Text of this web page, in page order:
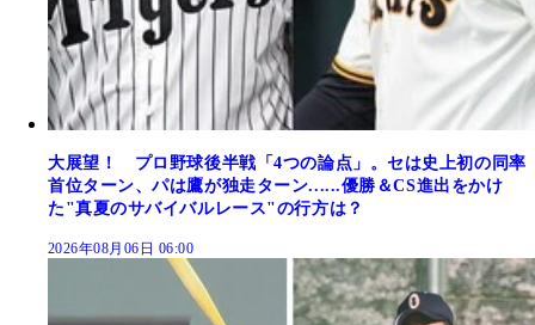
大展望！ プロ野球後半戦「4つの論点」。セは史上初の同率
首位ターン、パは鷹が独走ターン......優勝＆CS進出をかけ
た"真夏のサバイバルレース"の行方は？
2026年08月06日 06:00